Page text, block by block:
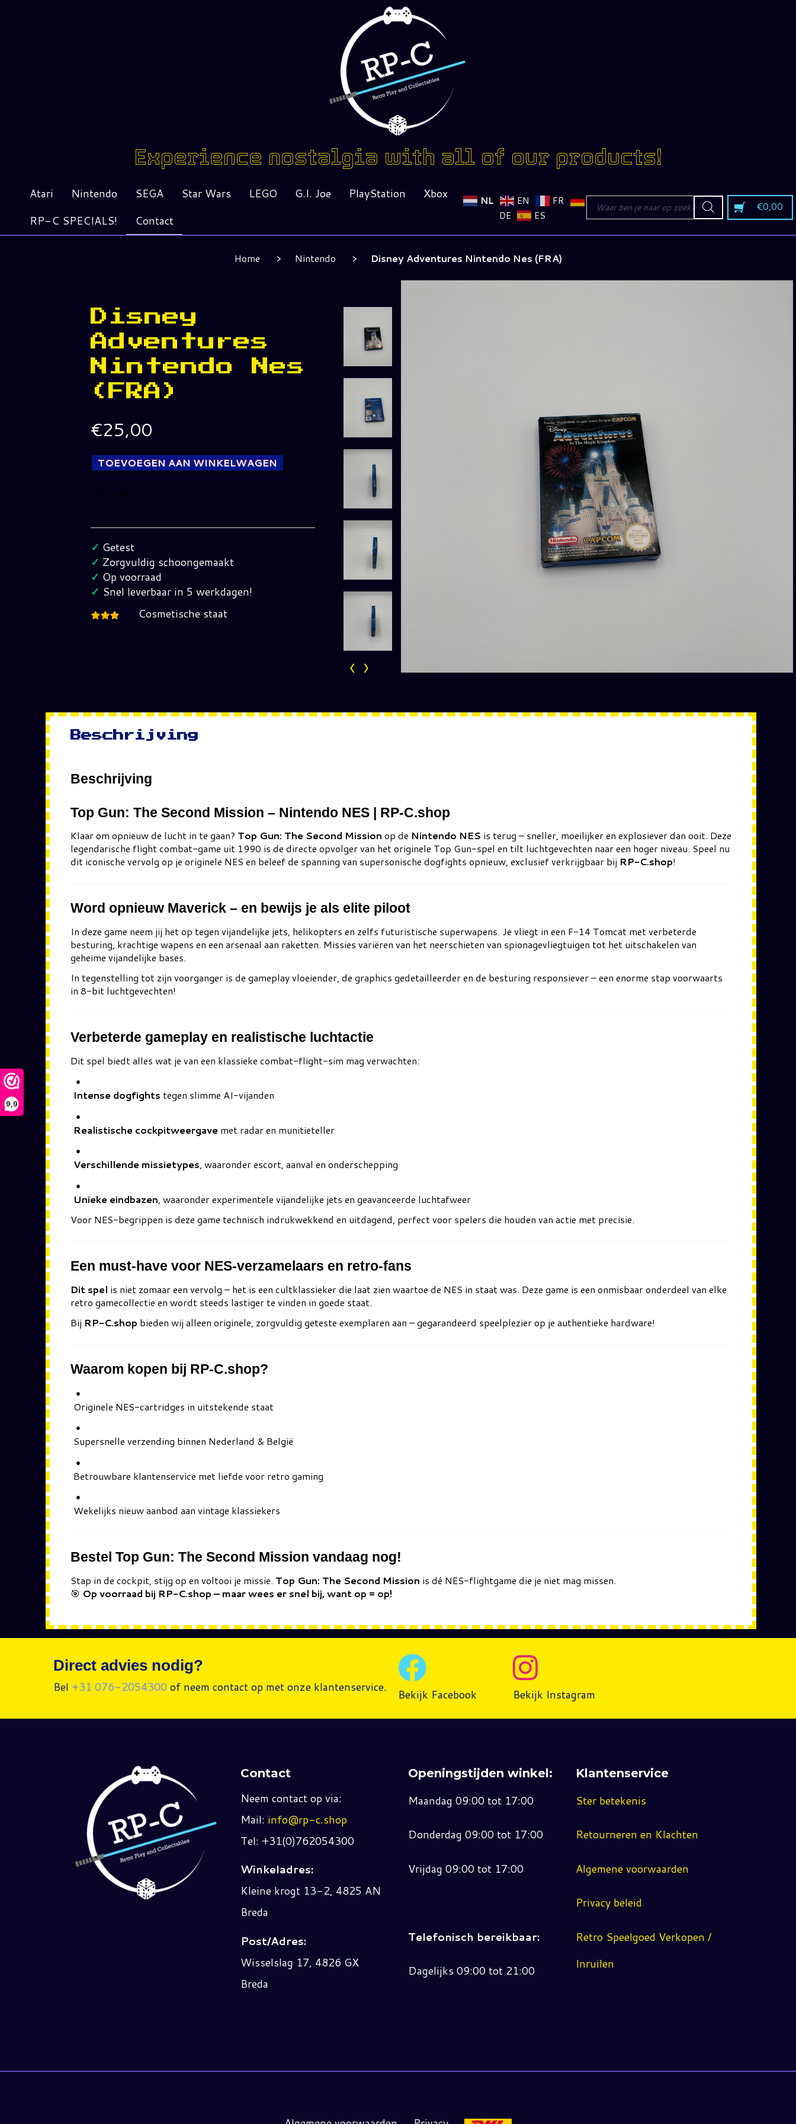
9,9
Experience nostalgia with all of our products!
Atari Nintendo SEGA Star Wars LEGO G.I. Joe PlayStation
Xbox
RP-C SPECIALS!
Contact
NL EN
FR
DE
ES
Producten
zoeken €0,00
Home Nintendo Disney Adventures Nintendo Nes (FRA)
Disney
Adventures
Nintendo Nes
(FRA)
€25,00
TOEVOEGEN AAN WINKELWAGEN
1 op voorraad
Adventures
Nintendo
Nes
(FRA)
hoeveelheid
✓ Getest
✓ Zorgvuldig schoongemaakt
✓ Op voorraad
✓ Snel leverbaar in 5 werkdagen!
Cosmetische staat
Beschrijving
Beschrijving
Top Gun: The Second Mission – Nintendo NES | RP-C.shop
Klaar om opnieuw de lucht in te gaan? Top Gun: The Second Mission op de Nintendo NES is terug – sneller, moeilijker en explosiever dan ooit. Deze
legendarische flight combat-game uit 1990 is de directe opvolger van het originele Top Gun-spel en tilt luchtgevechten naar een hoger niveau. Speel nu
dit iconische vervolg op je originele NES en beleef de spanning van supersonische dogfights opnieuw, exclusief verkrijgbaar bij RP-C.shop!
Word opnieuw Maverick – en bewijs je als elite piloot
In deze game neem jij het op tegen vijandelijke jets, helikopters en zelfs futuristische superwapens. Je vliegt in een F-14 Tomcat met verbeterde
besturing, krachtige wapens en een arsenaal aan raketten. Missies variëren van het neerschieten van spionagevliegtuigen tot het uitschakelen van
geheime vijandelijke bases.
In tegenstelling tot zijn voorganger is de gameplay vloeiender, de graphics gedetailleerder en de besturing responsiever – een enorme stap voorwaarts
in 8-bit luchtgevechten!
Verbeterde gameplay en realistische luchtactie
Dit spel biedt alles wat je van een klassieke combat-flight-sim mag verwachten:
Intense dogfights tegen slimme AI-vijanden
Realistische cockpitweergave met radar en munitieteller
Verschillende missietypes, waaronder escort, aanval en onderschepping
Unieke eindbazen , waaronder experimentele vijandelijke jets en geavanceerde luchtafweer
Voor NES-begrippen is deze game technisch indrukwekkend en uitdagend, perfect voor spelers die houden van actie met precisie.
Een must-have voor NES-verzamelaars en retro-fans
Dit spel is niet zomaar een vervolg – het is een cultklassieker die laat zien waartoe de NES in staat was. Deze game is een onmisbaar onderdeel van elke
retro gamecollectie en wordt steeds lastiger te vinden in goede staat.
Bij RP-C.shop bieden wij alleen originele, zorgvuldig geteste exemplaren aan – gegarandeerd speelplezier op je authentieke hardware!
Waarom kopen bij RP-C.shop?
Originele NES-cartridges in uitstekende staat
Supersnelle verzending binnen Nederland & België
Betrouwbare klantenservice met liefde voor retro gaming
Wekelijks nieuw aanbod aan vintage klassiekers
Bestel Top Gun: The Second Mission vandaag nog!
Stap in de cockpit, stijg op en voltooi je missie. Top Gun: The Second Mission is dé NES-flightgame die je niet mag missen.
🎯 Op voorraad bij RP-C.shop – maar wees er snel bij, want op = op!
Direct advies nodig?
Bel +31 076-2054300 of neem contact op met onze klantenservice. Bekijk Facebook Bekijk Instagram
Contact
Neem contact op via:
Mail: info@rp-c.shop
Tel: +31(0)762054300
Winkeladres:
Kleine krogt 13-2, 4825 AN
Breda
Post/Adres:
Wisselslag 17, 4826 GX
Breda
Openingstijden winkel:
Maandag 09:00 tot 17:00
Donderdag 09:00 tot 17:00
Vrijdag 09:00 tot 17:00
Telefonisch bereikbaar:
Dagelijks 09:00 tot 21:00
Klantenservice
Ster betekenis
Retourneren en Klachten
Algemene voorwaarden
Privacy beleid
Retro Speelgoed Verkopen /
Inruilen